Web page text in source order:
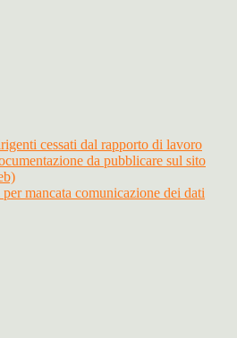
cessati dal rapporto di lavoro
da pubblicare sul sito
mancata comunicazione dei dati